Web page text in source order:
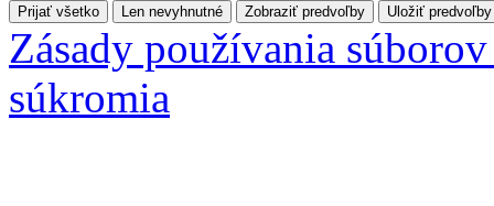
Prijať všetko Len nevyhnutné Zobraziť predvoľby Uložiť predvoľby
Zásady používania
súkromia